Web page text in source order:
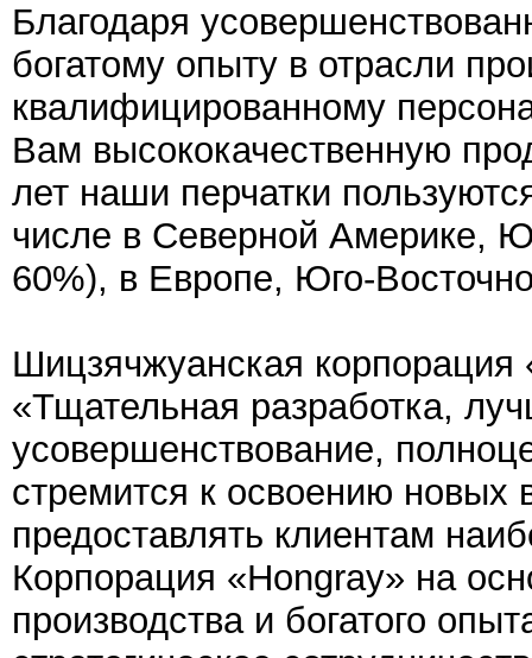
Благодаря
богатому опыту в отрасли
квалифицированному
Вам высококачественную
лет наши перчатки
числе в Северной Америке,
60%), в Европе, Юго-
Шицзячжуанская
«Тщательная разработка,
усовершенствование,
стремится к освоению новых
предоставлять клиентам
Корпорация «Нongray» на
производства и богатого